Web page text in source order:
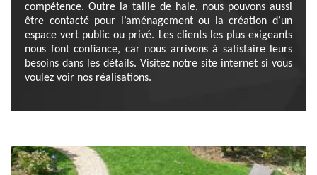
compétence. Outre la taille de haie, nous pouvons aussi
être contacté pour l’aménagement ou la création d’un
espace vert public ou privé. Les clients les plus exigeants
nous font confiance, car nous arrivons à satisfaire leurs
besoins dans les détails. Visitez notre site internet si vous
voulez voir nos réalisations.